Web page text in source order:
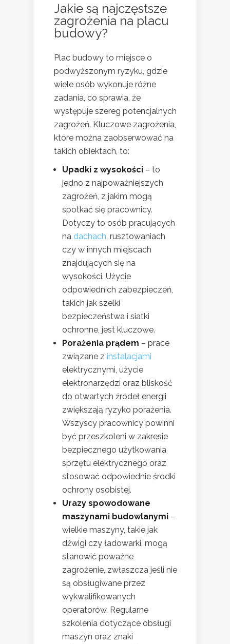
Jakie są najczęstsze
zagrożenia na placu
budowy?
Plac budowy to miejsce o
podwyższonym ryzyku, gdzie
wiele osób wykonuje różne
zadania, co sprawia, że
występuje szereg potencjalnych
zagrożeń. Kluczowe zagrożenia,
które można zaobserwować na
takich obiektach, to:
Upadki z wysokości – to
jedno z najpoważniejszych
zagrożeń, z jakim mogą
spotkać się pracownicy.
Dotyczy to osób pracujących
na dachach , rusztowaniach
czy w innych miejscach
znajdujących się na
wysokości. Użycie
odpowiednich zabezpieczeń,
takich jak szelki
bezpieczeństwa i siatki
ochronne, jest kluczowe.
Porażenia prądem – prace
związane z instalacjami
elektrycznymi, użycie
elektronarzędzi oraz bliskość
do otwartych źródeł energii
zwiększają ryzyko porażenia.
Wszyscy pracownicy powinni
być przeszkoleni w zakresie
bezpiecznego użytkowania
sprzętu elektrycznego oraz
stosować odpowiednie środki
ochrony osobistej.
Urazy spowodowane
maszynami budowlanymi –
wielkie maszyny, takie jak
dźwigi czy ładowarki, mogą
stanowić poważne
zagrożenie, zwłaszcza jeśli nie
są obsługiwane przez
wykwalifikowanych
operatorów. Regularne
szkolenia dotyczące obsługi
maszyn oraz znaki